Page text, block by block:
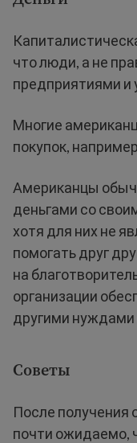
что люди, а не
предприятиями и
Многие
покупок,
Американцы
деньгами со
хотя для них не
помогать друг
на
организации
другими нуждами
Советы
После получения
почти ожидаемо,